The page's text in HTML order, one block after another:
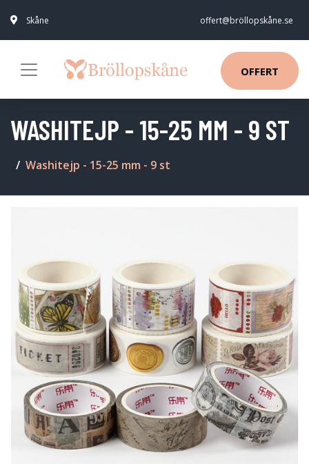
Skåne offert@bröllopskåne.se
OFFERT
WASHITEJP - 15-25 MM - 9 ST
Washitejp - 15-25 mm - 9 st